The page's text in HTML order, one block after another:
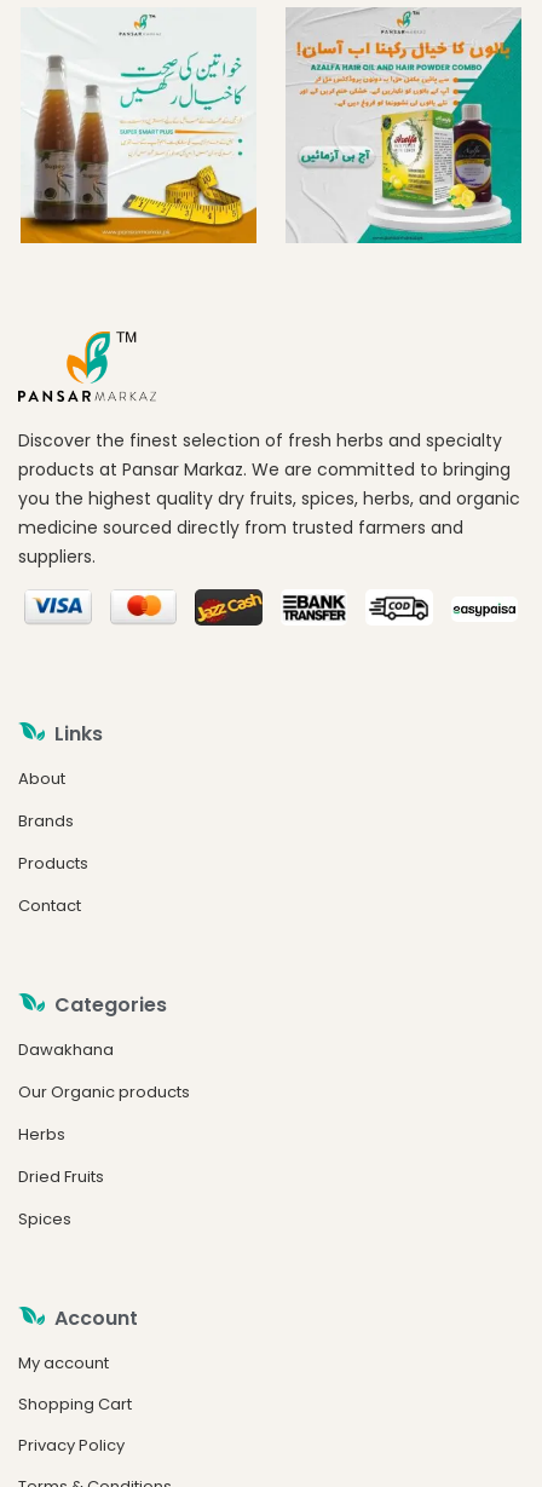
Discover the finest selection of fresh herbs and specialty
products at Pansar Markaz. We are committed to bringing
you the highest quality dry fruits, spices, herbs, and organic
medicine sourced directly from trusted farmers and
suppliers.
Links
About
Brands
Products
Contact
Categories
Dawakhana
Our Organic products
Herbs
Dried Fruits
Spices
Account
My account
Shopping Cart
Privacy Policy